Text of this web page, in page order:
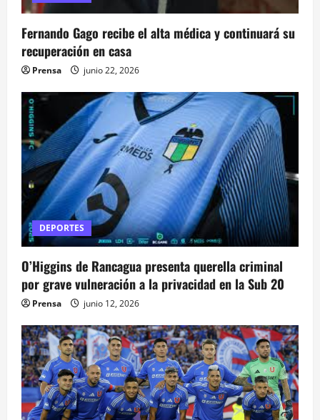
e
n
t
r
a
d
a
s
Fernando Gago recibe el alta médica y continuará su
recuperación en casa
Prensa junio 22, 2026
DEPORTES
O’Higgins de Rancagua presenta querella criminal
por grave vulneración a la privacidad en la Sub 20
Prensa junio 12, 2026